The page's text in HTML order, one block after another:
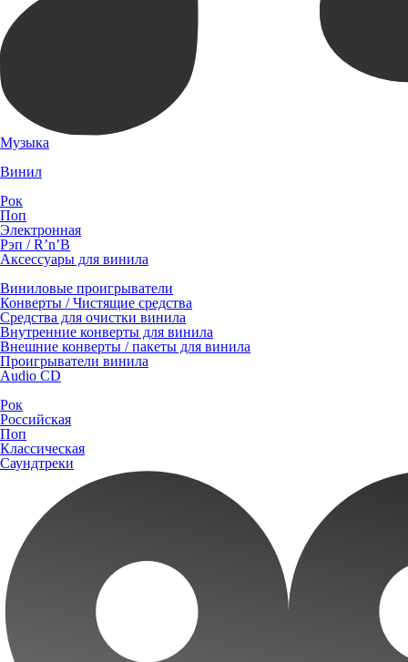
Музыка
Винил
Рок
Поп
Электронная
Рэп / R’n’B
Аксессуары для винила
Виниловые проигрыватели
Конверты / Чистящие средства
Средства для очистки винила
Внутренние конверты для винила
Внешние конверты / пакеты для винила
Проигрыватели винила
Audio CD
Рок
Российская
Поп
Классическая
Саундтреки